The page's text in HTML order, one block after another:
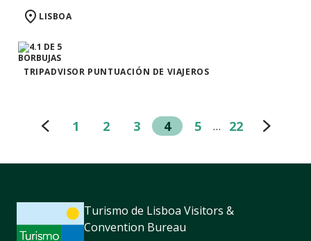
LISBOA
TRIPADVISOR PUNTUACIÓN DE VIAJEROS
1 2 3 4 5 … 22
Turismo de Lisboa Visitors &
Convention Bureau